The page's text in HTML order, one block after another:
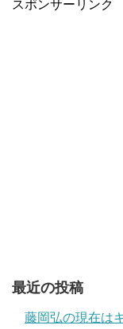
スポンサーリンク
最近の投稿
藤岡弘の現在は